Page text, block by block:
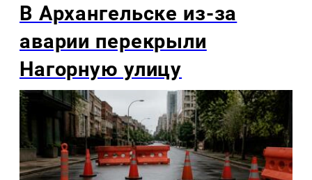
В Архангельске из-за
аварии перекрыли
Нагорную улицу